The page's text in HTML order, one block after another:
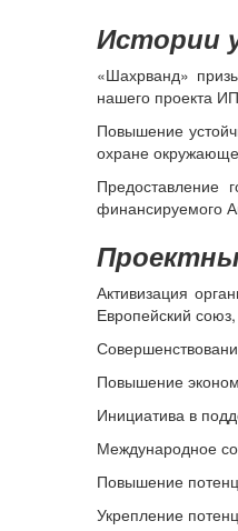
Истории
«Шахрванд»
нашего проекта
Повышение
охране
Предоставление
финансируемого
Активизация
Европейский
Повышение
Инициатива в
Международное
Повышение
Укрепление